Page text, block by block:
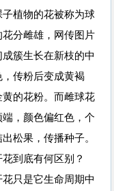
植物的花被称为球
分雌雄，网传图片
簇生长在新枝的中
传粉后变成黄褐
的花粉。而雌球花
，颜色偏红色，个
松果，传播种子。
到底有何区别？
只是它生命周期中